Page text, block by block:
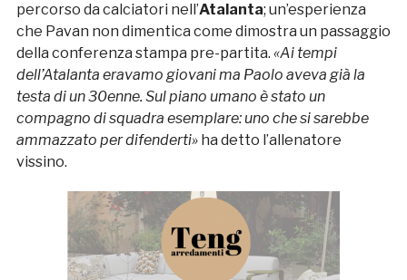
percorso da calciatori nell’Atalanta; un’esperienza
che Pavan non dimentica come dimostra un passaggio
della conferenza stampa pre-partita. «Ai tempi
dell’Atalanta eravamo giovani ma Paolo aveva già la
testa di un 30enne. Sul piano umano è stato un
compagno di squadra esemplare: uno che si sarebbe
ammazzato per difenderti»ha detto l’allenatore
vissino.